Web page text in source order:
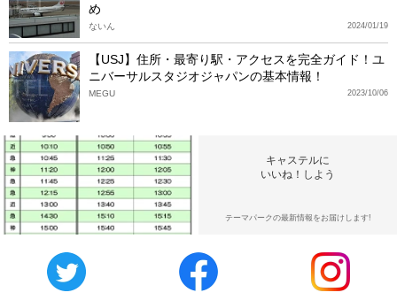
め
2024/01/19
ないん
【USJ】住所・最寄り駅・アクセスを完全ガイド！ユ
ニバーサルスタジオジャパンの基本情報！
2023/10/06
MEGU
キャステルに
いいね！しよう
テーマパークの最新情報をお届けします!